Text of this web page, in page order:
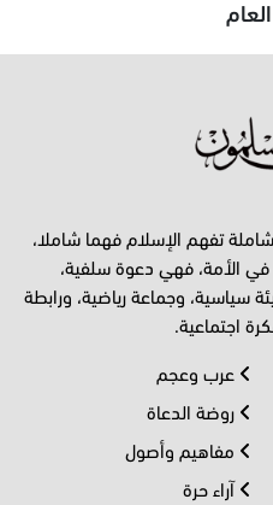
تفهم الإسلام فهما شاملا،
الأمة، فهي دعوة سلفية،
سياسية، وجماعة رياضية، ورابطة
اجتماعية.
عرب وعجم
روضة الدعاة
مفاهيم وأصول
آراء حرة